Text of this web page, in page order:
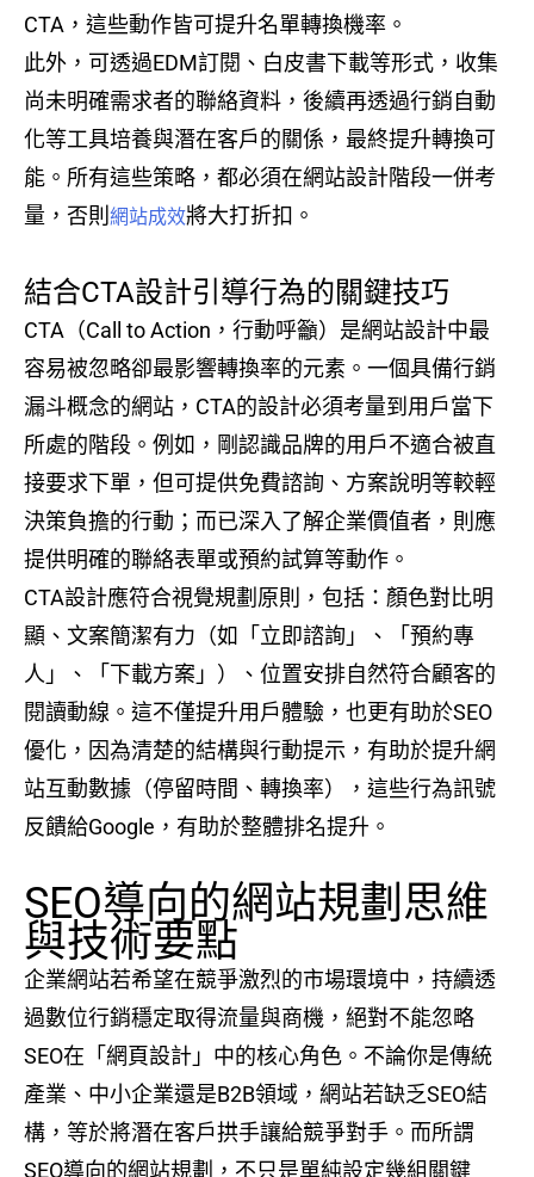
CTA，這些動作皆可提升名單轉換機率。
此外，可透過EDM訂閱、白皮書下載等形式，收集
尚未明確需求者的聯絡資料，後續再透過行銷自動
化等工具培養與潛在客戶的關係，最終提升轉換可
能。所有這些策略，都必須在網站設計階段一併考
量，否則 網站成效將大打折扣。
結合CTA設計引導行為的關鍵技巧
CTA（Call to Action，行動呼籲）是網站設計中最
容易被忽略卻最影響轉換率的元素。一個具備行銷
漏斗概念的網站，CTA的設計必須考量到用戶當下
所處的階段。例如，剛認識品牌的用戶不適合被直
接要求下單，但可提供免費諮詢、方案說明等較輕
決策負擔的行動；而已深入了解企業價值者，則應
提供明確的聯絡表單或預約試算等動作。
CTA設計應符合視覺規劃原則，包括：顏色對比明
顯、文案簡潔有力（如「立即諮詢」、「預約專
人」、「下載方案」）、位置安排自然符合顧客的
閱讀動線。這不僅提升用戶體驗，也更有助於SEO
優化，因為清楚的結構與行動提示，有助於提升網
站互動數據（停留時間、轉換率），這些行為訊號
反饋給Google，有助於整體排名提升。
SEO導向的網站規劃思維
與技術要點
企業網站若希望在競爭激烈的市場環境中，持續透
過數位行銷穩定取得流量與商機，絕對不能忽略
SEO在「網頁設計」中的核心角色。不論你是傳統
產業、中小企業還是B2B領域，網站若缺乏SEO結
構，等於將潛在客戶拱手讓給競爭對手。而所謂
SEO導向的網站規劃，不只是單純設定幾組關鍵